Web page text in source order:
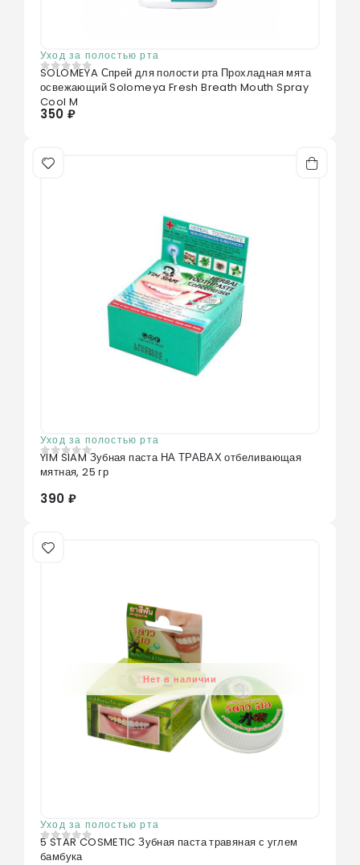
Уход за полостью рта
0 из 5
SOLOMEYA Спрей для полости рта Прохладная мята
освежающий Solomeya Fresh Breath Mouth Spray
Cool M
350 ₽
Уход за полостью рта
0из 5
YIM SIAM Зубная паста НА ТРАВАХ отбеливающая
мятная, 25 гр
390 ₽
Нет в наличии
Уход за полостью рта
0 из 5
5 STAR COSMETIC Зубная паста травяная с углем
бамбука